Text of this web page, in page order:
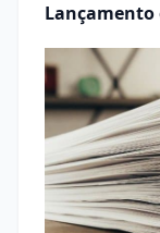
Lançamento